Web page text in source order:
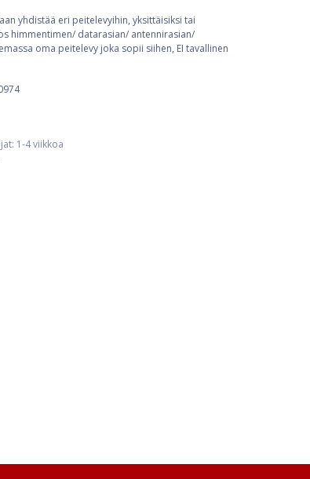
yhdistää eri peitelevyihin, yksittäisiksi tai
himmentimen/ datarasian/ antennirasian/
oma peitelevy joka sopii siihen, EI tavallinen
1-4 viikkoa